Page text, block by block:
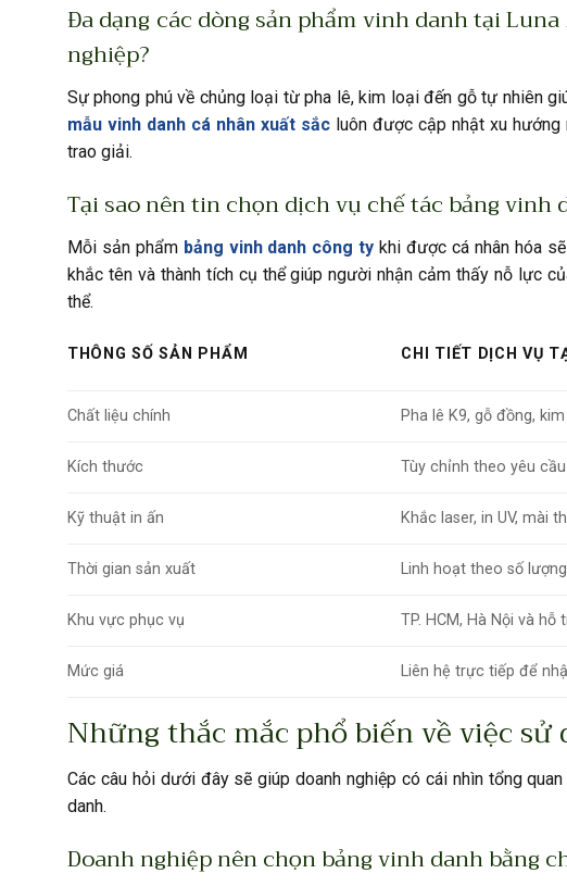
Đa dạng các dòng sản phẩm vinh danh tại
nghiệp?
Sự phong phú về chủng loại từ pha lê, kim loại đến gỗ tự nhiên
mẫu vinh danh cá nhân xuất sắc luôn được cập nhật xu
trao giải.
Tại sao nên tin chọn dịch vụ chế tác bảng vinh
Mỗi sản phẩm bảng vinh danh công ty khi được cá nhân hóa
khắc tên và thành tích cụ thể giúp người nhận cảm thấy nỗ lực
thể.
THÔNG SỐ SẢN PHẨM CHI TIẾT DỊCH VỤ
Chất liệu chính Pha lê K9, gỗ đồng,
Kích thước Tùy chỉnh theo yêu
Kỹ thuật in ấn Khắc laser, in UV, mài
Thời gian sản xuất Linh hoạt theo số
Khu vực phục vụ TP. HCM, Hà Nội và
Mức giá Liên hệ trực tiếp để
Những thắc mắc phổ biến về việc
Các câu hỏi dưới đây sẽ giúp doanh nghiệp có cái nhìn tổng
danh.
Doanh nghiệp nên chọn bảng vinh danh bằng